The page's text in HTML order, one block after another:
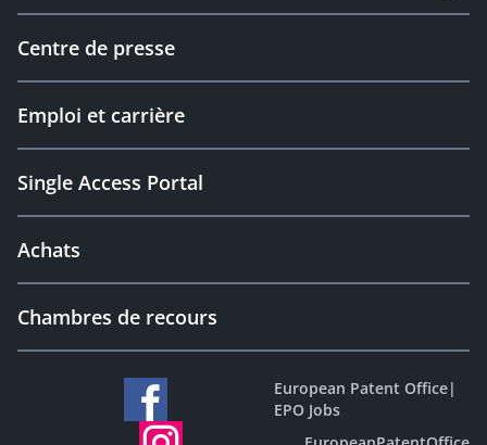
Centre de presse
Emploi et carrière
Single Access Portal
Achats
Chambres de recours
European Patent Office|
EPO Jobs